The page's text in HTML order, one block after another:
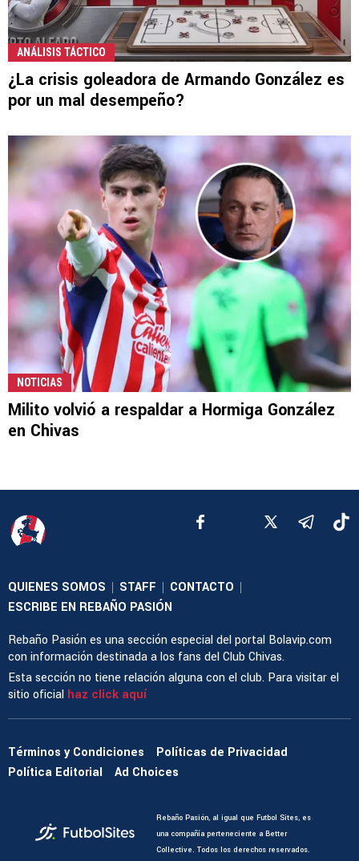
ANÁLISIS TÁCTICO
¿La crisis goleadora de Armando González es
por un mal desempeño?
NOTICIAS
Milito volvió a respaldar a Hormiga González
en Chivas
QUIENES SOMOS | STAFF | CONTACTO |
ESCRIBE EN REBAÑO PASIÓN
Rebaño Pasión es una sección especial del portal Bolavip.com
con información destinada a los fans del Club Chivas.
Esta sección no tiene relación alguna con el club. Para visitar el
sitio oficial haz click aquí
Términos y Condiciones
Políticas de Privacidad
Política Editorial
Ad Choices
Rebaño Pasión, al igual que Futbol Sites, es
una compañía perteneciente a Better
Collective. Todos los derechos reservados.